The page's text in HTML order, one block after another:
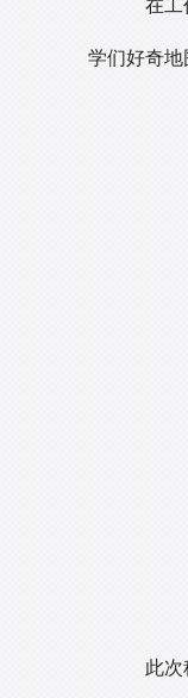
在工
学们好奇地
此